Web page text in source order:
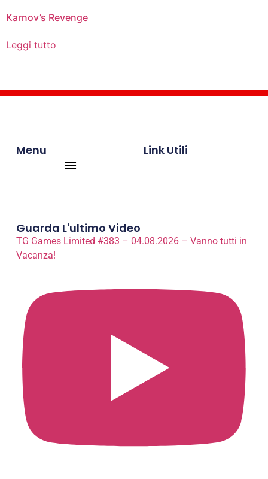
Karnov’s Revenge
Leggi tutto
Menu Link Utili
Guarda L'ultimo Video
TG Games Limited #383 – 04.08.2026 – Vanno tutti in
Vacanza!